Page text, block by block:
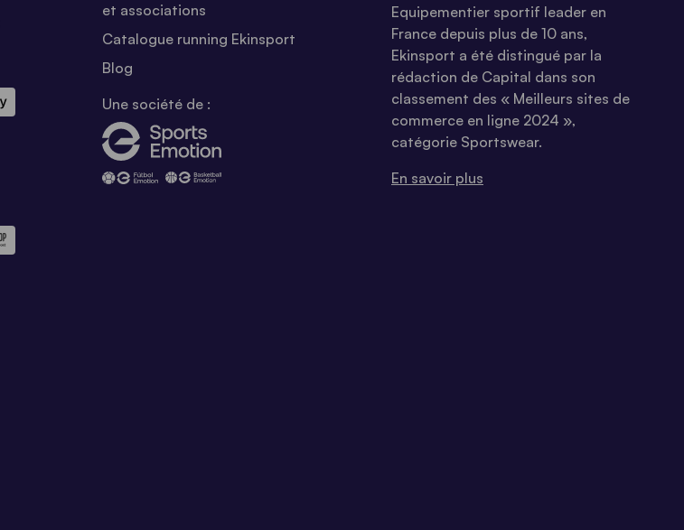
et associations
Catalogue running Ekinsport
Blog
Une société de :
Equipementier sportif leader en
France depuis plus de 10 ans,
Ekinsport a été distingué par la
rédaction de Capital dans son
classement des « Meilleurs sites de
commerce en ligne 2024 »,
catégorie Sportswear.
En savoir plus